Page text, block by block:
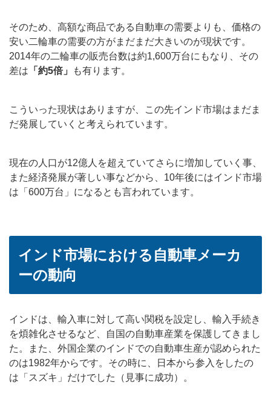
そのため、高額な商品である自動車の需要よりも、価格の
安い二輪車の需要の方がまだまだ大きいのが現状です。
2014年の二輪車の販売台数は約1,600万台にもなり、その
差は 「約5倍」 も有ります。
こういった現状はありますが、この先インド市場はまだま
だ発展していくと考えられています。
現在の人口が12億人を超えていてさらに増加していく事、
また経済発展が著しい事などから、10年後にはインド市場
は「600万台」になるとも言われています。
インド市場における自動車メーカ
ーの動向
インドは、輸入車に対して高い関税を設定し、輸入手続き
を煩雑化させるなど、自国の自動車産業を保護してきまし
た。また、外国企業のインドでの自動車生産が認められた
のは1982年からです。その時に、日本から参入をしたの
は「スズキ」だけでした（見事に成功）。